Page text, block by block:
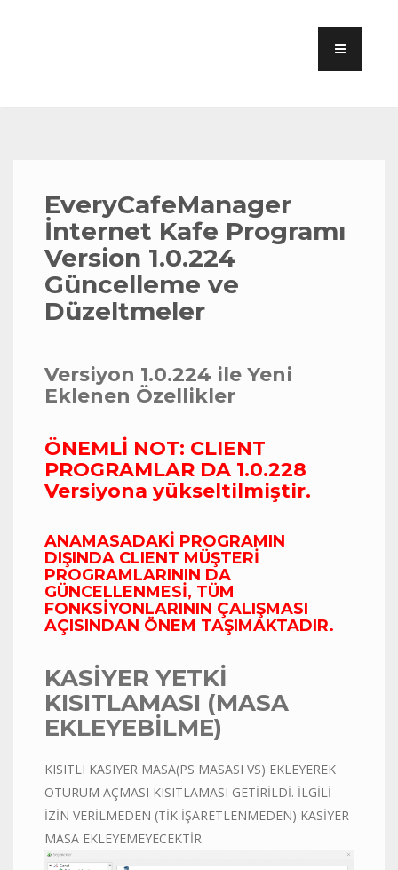
EveryCafeManager
İnternet Kafe Programı
Version 1.0.224
Güncelleme ve
Düzeltmeler
Versiyon 1.0.224 ile Yeni
Eklenen Özellikler
ÖNEMLİ NOT: CLIENT
PROGRAMLAR DA 1.0.228
Versiyona yükseltilmiştir.
ANAMASADAKİ PROGRAMIN
DIŞINDA CLIENT MÜŞTERİ
PROGRAMLARININ DA
GÜNCELLENMESİ, TÜM
FONKSİYONLARININ ÇALIŞMASI
AÇISINDAN ÖNEM TAŞIMAKTADIR.
KASİYER YETKİ
KISITLAMASI (MASA
EKLEYEBİLME)
KISITLI KASIYER MASA(PS MASASI VS) EKLEYEREK
OTURUM AÇMASI KISITLAMASI GETİRİLDİ. İLGİLİ
İZİN VERİLMEDEN (TİK İŞARETLENMEDEN) KASİYER
MASA EKLEYEMEYECEKTİR.